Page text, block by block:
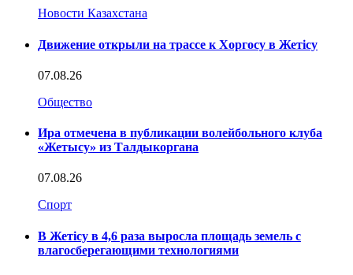
Новости Казахстана
Движение открыли на трассе к Хоргосу в Жетісу
07.08.26
Общество
Ира отмечена в публикации волейбольного клуба
«Жетысу» из Талдыкоргана
07.08.26
Спорт
В Жетісу в 4,6 раза выросла площадь земель с
влагосберегающими технологиями